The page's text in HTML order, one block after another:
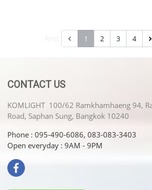
1 2 3 4
CONTACT US
KOMLIGHT 100/62 Ramkhamhaeng 94,
Road, Saphan Sung, Bangkok 10240
Phone : 095-490-6086, 083-083-3403
Open everyday : 9AM - 9PM